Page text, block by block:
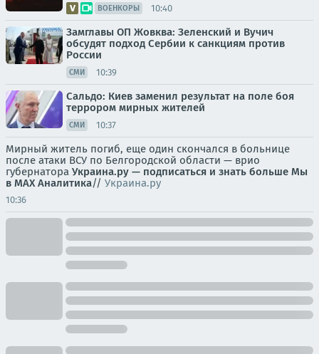
ВОЕНКОРЫ 10:40
Замглавы ОП Жовква: Зеленский и Вучич
обсудят подход Сербии к санкциям против
России
СМИ 10:39
Сальдо: Киев заменил результат на поле боя
террором мирных жителей
СМИ 10:37
Мирный житель погиб, еще один скончался в больнице
после атаки ВСУ по Белгородской области — врио
губернатора Украина.ру — подписаться и знать больше Мы
в MAX Аналитика// Украина.ру
10:36